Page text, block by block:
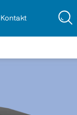
Kontakt